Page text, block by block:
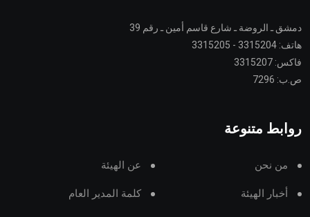
دمشق ـ الروضة ـ شارع قاسم أمين ـ رقم 39
هاتف: 3315204 - 3315205
فاكس: 3315207
ص.ب: 7296
روابط متنوعة
من نحن عن الهيئة
أخبار الهيئة كلمة المدير العام